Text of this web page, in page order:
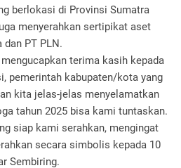
berlokasi di Provinsi Sumatra
menyerahkan sertipikat aset
dan PT PLN.
terima kasih kepada
pemerintah kabupaten/kota yang
kita jelas-jelas menyelamatkan
tahun 2025 bisa kami tuntaskan.
siap kami serahkan, mengingat
secara simbolis kepada 10
Sembiring.